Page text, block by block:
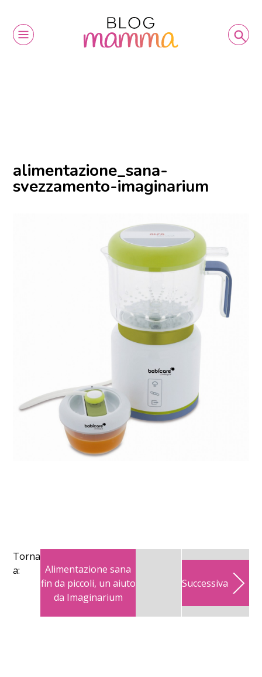
alimentazione_sana-
svezzamento-imaginarium
Torna
a:
Alimentazione sana
fin da piccoli, un aiuto
da Imaginarium
Successiva